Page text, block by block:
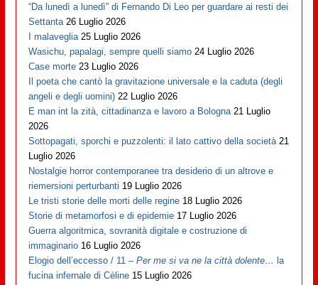
“Da lunedì a lunedì” di Fernando Di Leo per guardare ai resti dei
Settanta 26 Luglio 2026
I malaveglia 25 Luglio 2026
Wasichu, papalagi, sempre quelli siamo 24 Luglio 2026
Case morte 23 Luglio 2026
Il poeta che cantò la gravitazione universale e la caduta (degli
angeli e degli uomini) 22 Luglio 2026
E man int la zità, cittadinanza e lavoro a Bologna 21 Luglio
2026
Sottopagati, sporchi e puzzolenti: il lato cattivo della società 21
Luglio 2026
Nostalgie horror contemporanee tra desiderio di un altrove e
riemersioni perturbanti 19 Luglio 2026
Le tristi storie delle morti delle regine 18 Luglio 2026
Storie di metamorfosi e di epidemie 17 Luglio 2026
Guerra algoritmica, sovranità digitale e costruzione di
immaginario 16 Luglio 2026
Elogio dell’eccesso / 11 –Per me si va ne la città dolente… la
fucina infernale di Cèline 15 Luglio 2026